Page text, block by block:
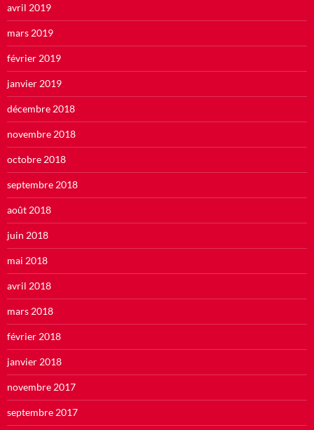
avril 2019
mars 2019
février 2019
janvier 2019
décembre 2018
novembre 2018
octobre 2018
septembre 2018
août 2018
juin 2018
mai 2018
avril 2018
mars 2018
février 2018
janvier 2018
novembre 2017
septembre 2017